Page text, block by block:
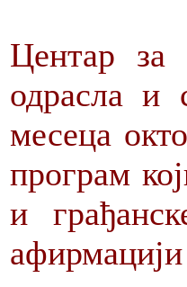
Центар за
одрасла и
месеца
програм
и